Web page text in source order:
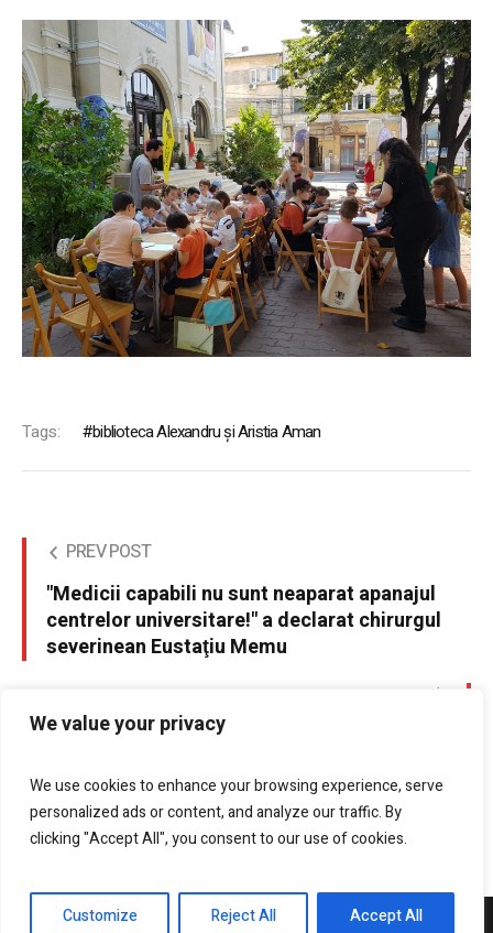
We value your privacy
We use cookies to enhance your browsing experience, serve
personalized ads or content, and analyze our traffic. By
clicking "Accept All", you consent to our use of cookies.
Customize Reject All Accept All
Tags: biblioteca Alexandru și Aristia Aman
PREV POST
"Medicii capabili nu sunt neaparat apanajul
centrelor universitare!" a declarat chirurgul
severinean Eustaţiu Memu
Pompierii mehedinţeni la datorie